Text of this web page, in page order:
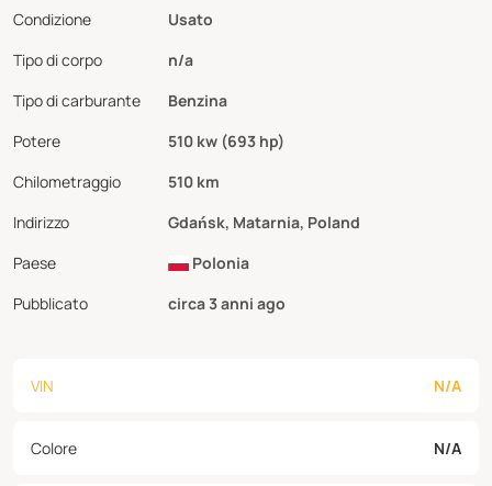
Condizione
Usato
Tipo di corpo
n/a
Tipo di carburante
Benzina
Potere
510 kw (693 hp)
Chilometraggio
510 km
Indirizzo
Gdańsk, Matarnia, Poland
Paese
Polonia
Pubblicato
circa 3 anni ago
VIN N/A
Colore N/A